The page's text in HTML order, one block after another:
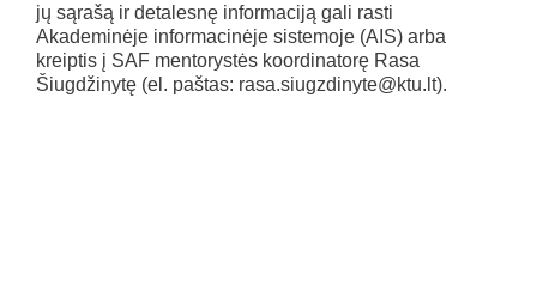
jų sąrašą ir detalesnę informaciją gali rasti
Akademinėje informacinėje sistemoje (AIS) arba
kreiptis į SAF mentorystės koordinatorę Rasa
Šiugdžinytę (el. paštas: rasa.siugzdinyte@ktu.lt).